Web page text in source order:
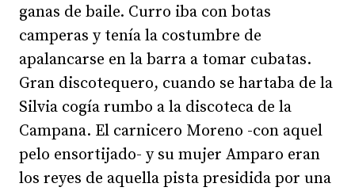
ganas de baile. Curro iba con botas
camperas y tenía la costumbre de
apalancarse en la barra a tomar cubatas.
Gran discotequero, cuando se hartaba de la
Silvia cogía rumbo a la discoteca de la
Campana. El carnicero Moreno -con aquel
pelo ensortijado- y su mujer Amparo eran
los reyes de aquella pista presidida por una